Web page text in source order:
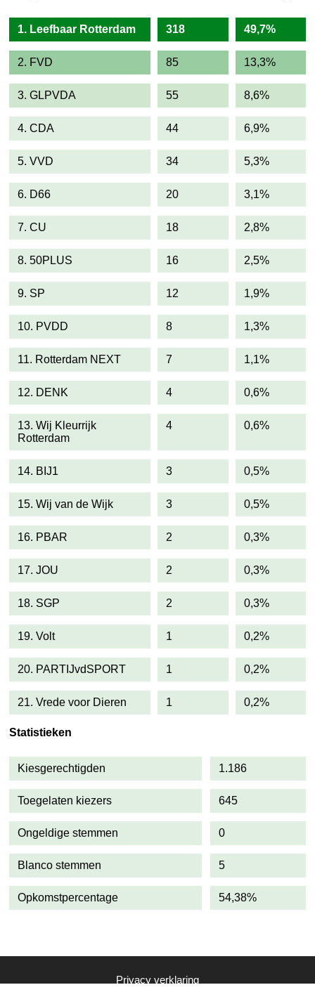
1. Leefbaar Rotterdam 318 49,7%
2. FVD 85 13,3%
3. GLPVDA 55 8,6%
4. CDA 44 6,9%
5. VVD 34 5,3%
6. D66 20 3,1%
7. CU 18 2,8%
8. 50PLUS 16 2,5%
9. SP 12 1,9%
10. PVDD 8 1,3%
11. Rotterdam NEXT 7 1,1%
12. DENK 4 0,6%
13. Wij Kleurrijk
Rotterdam
4 0,6%
14. BIJ1 3 0,5%
15. Wij van de Wijk 3 0,5%
16. PBAR 2 0,3%
17. JOU 2 0,3%
18. SGP 2 0,3%
19. Volt 1 0,2%
20. PARTIJvdSPORT 1 0,2%
21. Vrede voor Dieren 1 0,2%
Statistieken
Kiesgerechtigden 1.186
Toegelaten kiezers 645
Ongeldige stemmen 0
Blanco stemmen 5
Opkomstpercentage 54,38%
Privacy verklaring